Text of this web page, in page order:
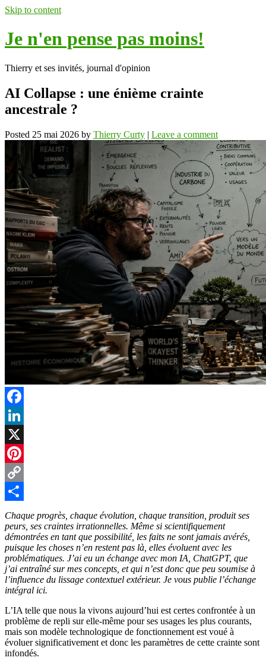
Skip to content
Je n'en pense pas moins!
Thierry et ses invités, journal d'opinion
AI Collapse : une énième crainte
ancestrale ?
Posted 25 mai 2026 by Thierry Curty | Leave a comment
Facebook
LinkedIn
X
Pinterest
Copy
Link
Partager
Chaque progrès, chaque évolution, chaque transition, produit ses
peurs, ses craintes irrationnelles. Même si scientifiquement
démontrées en tant que possibilité, les faits ne sont jamais avérés,
puisque les choses n’en restent pas là, elles évoluent avec les
problématiques. J’ai eu un échange avec mon IA, ChatGPT, que
j’ai entraîné sur mes concepts, et qui n’est donc que peu soumise à
l’influence du lissage contextuel extérieur. Je vous publie l’échange
intégral ici.
L’IA telle que nous la vivons aujourd’hui est certes confrontée à un
problème de repli sur elle-même pour ses usages les plus courants,
mais son modèle technologique de fonctionnement est voué à
évoluer significativement et donc les paramètres de cette crainte sont
infondés.